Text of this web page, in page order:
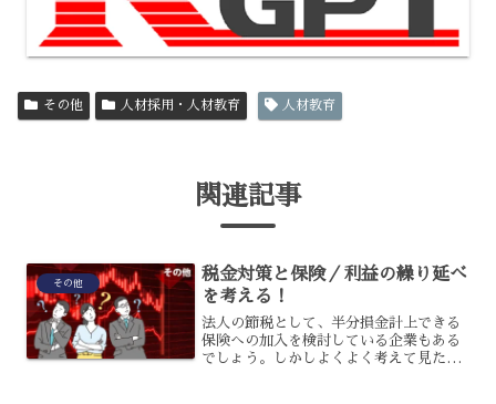
その他 人材採用・人材教育 人材教育
関連記事
その他
税金対策と保険／利益の繰り延べ
を考える！
法人の節税として、半分損金計上できる
保険への加入を検討している企業もある
でしょう。しかしよくよく考えて見た